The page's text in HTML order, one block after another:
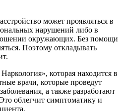
может проявляться в
нарушений либо в
окружающих. Без помощи
Поэтому откладывать
которая находится в
врачи, которые проведут
а также разработают
облегчит симптоматику и